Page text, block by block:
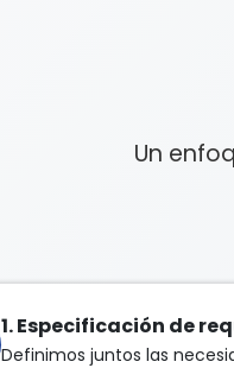
Un
1. Especificación de
Definimos juntos las